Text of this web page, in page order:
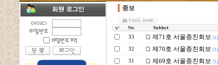
종보
33 제71호 서울종친회보 [1]
32 제70호 서울종친회보 [1]
31 제69호 서울종친회보 [1]